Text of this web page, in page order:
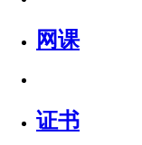
网课
证书